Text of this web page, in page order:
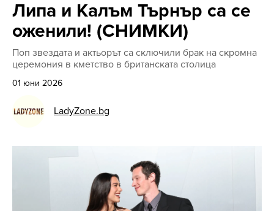
Enter
Липа и Калъм Търнър са се
оженили! (СНИМКИ)
Поп звездата и актьорът са сключили брак на скромна
церемония в кметство в британската столица
01 юни 2026
LadyZone.bg